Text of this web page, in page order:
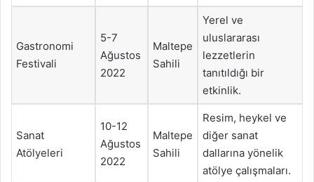
Gastronomi
Festivali
5-7
Ağustos
2022
Maltepe
Sahili
Yerel ve
uluslararası
lezzetlerin
tanıtıldığı bir
etkinlik.
Sanat
Atölyeleri
10-12
Ağustos
2022
Maltepe
Sahili
Resim, heykel ve
diğer sanat
dallarına yönelik
atölye çalışmaları.